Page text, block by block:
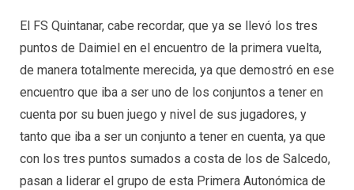
El FS Quintanar, cabe recordar, que ya se llevó los tres
puntos de Daimiel en el encuentro de la primera vuelta,
de manera totalmente merecida, ya que demostró en ese
encuentro que iba a ser uno de los conjuntos a tener en
cuenta por su buen juego y nivel de sus jugadores, y
tanto que iba a ser un conjunto a tener en cuenta, ya que
con los tres puntos sumados a costa de los de Salcedo,
pasan a liderar el grupo de esta Primera Autonómica de